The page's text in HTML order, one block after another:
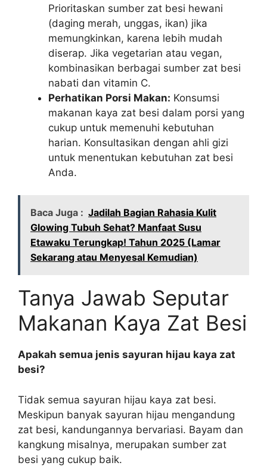
Prioritaskan sumber zat besi hewani
(daging merah, unggas, ikan) jika
memungkinkan, karena lebih mudah
diserap. Jika vegetarian atau vegan,
kombinasikan berbagai sumber zat besi
nabati dan vitamin C.
Perhatikan Porsi Makan: Konsumsi
makanan kaya zat besi dalam porsi yang
cukup untuk memenuhi kebutuhan
harian. Konsultasikan dengan ahli gizi
untuk menentukan kebutuhan zat besi
Anda.
Baca Juga : Jadilah Bagian Rahasia Kulit
Glowing Tubuh Sehat? Manfaat Susu
Etawaku Terungkap! Tahun 2025 (Lamar
Sekarang atau Menyesal Kemudian)
Tanya Jawab Seputar
Makanan Kaya Zat Besi
Apakah semua jenis sayuran hijau kaya zat
besi?
Tidak semua sayuran hijau kaya zat besi.
Meskipun banyak sayuran hijau mengandung
zat besi, kandungannya bervariasi. Bayam dan
kangkung misalnya, merupakan sumber zat
besi yang cukup baik.